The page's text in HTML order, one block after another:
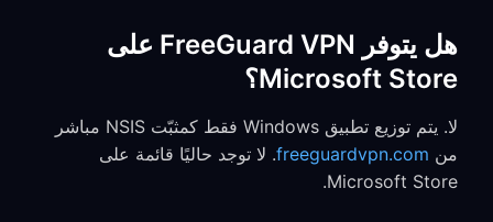
هل يتوفر FreeGuard VPN على
Microsoft Store؟
لا. يتم توزيع تطبيق Windows فقط كمثبّت NSIS مباشر
من freeguardvpn.com. لا توجد حاليًا قائمة على
Microsoft Store.